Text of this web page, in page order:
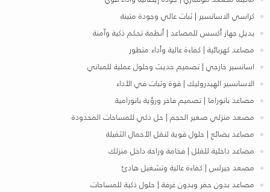
كراسي الاسانسير | ثبات عالي وجودة متينة
بديل جهاز أكسس للمصاعد | أنظمة تحكم ذكية وآمنة
مصاعد كهربائية | كفاءة عالية وأداء متطور
اسانسير خارجي | تصميم حديث وحلول عملية للمباني
الاسانسير الهيدروليك | قوة وثبات في الأداء
مصاعد بانوراما | تصميم فاخر ورؤية بانورامية
مصعد منزلي صغير الحجم | حل ذكي للمساحات المحدودة
مصاعد بضائع | حلول قوية لنقل الأحمال الثقيلة
مصاعد داخلية للفلل | فخامة وراحة داخل منزلك
مصعد جيرلس | كفاءة عالية وتشغيل هادئ
مصاعد بدون حفر وبدون غرفة | حلول ذكية للمساحات